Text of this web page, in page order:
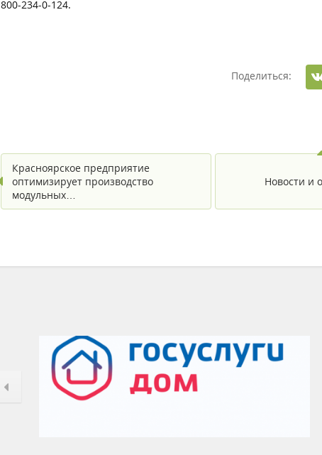
800-234-0-124.
Поделиться:
Красноярское предприятие
оптимизирует производство
модульных…
Новости и